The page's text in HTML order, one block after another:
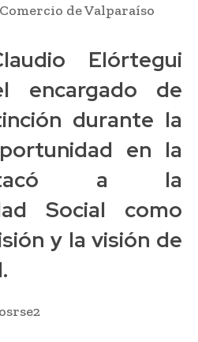
de Valparaíso
Elórtegui
encargado de
durante la
en la
a la
Social como
y la visión de